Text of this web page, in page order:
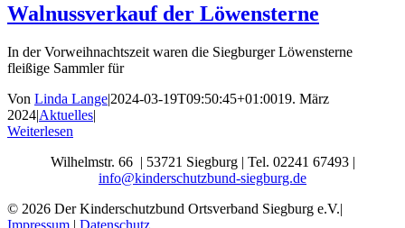
Walnussverkauf der Löwensterne
In der Vorweihnachtszeit waren die Siegburger Löwensterne
fleißige Sammler für
Von Linda Lange|2024-03-19T09:50:45+01:0019. März
2024|Aktuelles|
Weiterlesen
Wilhelmstr. 66 | 53721 Siegburg | Tel. 02241 67493 |
info@kinderschutzbund-siegburg.de
© 2026 Der Kinderschutzbund Ortsverband Siegburg e.V.|
Impressum | Datenschutz